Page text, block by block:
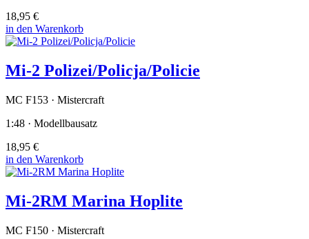
18,95 €
in den Warenkorb
Mi-2 Polizei/Policja/Policie
MC F153 · Mistercraft
1:48 · Modellbausatz
18,95 €
in den Warenkorb
Mi-2RM Marina Hoplite
MC F150 · Mistercraft